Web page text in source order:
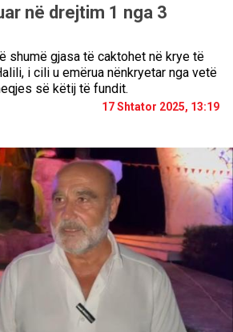
në drejtim 1 nga 3
shumë gjasa të caktohet në krye të
i cili u emërua nënkryetar nga vetë
së këtij të fundit.
17 Shtator 2025, 13:19